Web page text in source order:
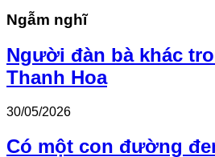
Ngẫm nghĩ
Người đàn bà khác
Thanh Hoa
30/05/2026
Có một con đường